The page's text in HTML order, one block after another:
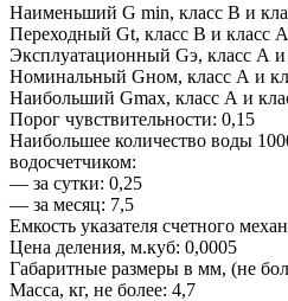
Наименьший G min, класс В и
Переходный Gt, класс В и класс
Эксплуатационный Gэ, класс А и
Номинальный Gном, класс А и
Наибольший Gmax, класс А и
Порог чувствительности: 0,15
Наибольшее количество воды
водосчетчиком:
— за сутки: 0,25
— за месяц: 7,5
Емкость указателя счетного
Цена деления, м.куб: 0,0005
Габаритные размеры в мм, (не
Масса, кг, не более: 4,7